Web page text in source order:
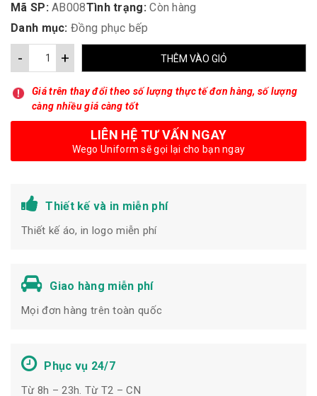
Mã SP: AB008Tình trạng: Còn hàng
Danh mục: Đồng phục bếp
+
- THÊM VÀO GIỎ
Giá trên thay đổi theo số lượng thực tế đơn hàng, số lượng
càng nhiều giá càng tốt
LIÊN HỆ TƯ VẤN NGAY
Wego Uniform sẽ gọi lại cho bạn ngay
Thiết kế và in miễn phí
Thiết kế áo, in logo miễn phí
Giao hàng miễn phí
Mọi đơn hàng trên toàn quốc
Phục vụ 24/7
Từ 8h – 23h. Từ T2 – CN